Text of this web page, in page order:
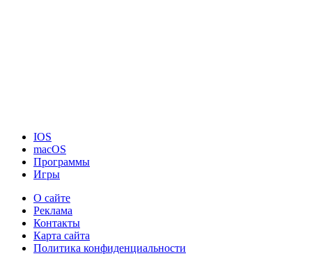
IOS
macOS
Программы
Игры
О сайте
Реклама
Контакты
Карта сайта
Политика конфиденциальности